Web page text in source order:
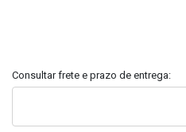
Consultar frete e prazo de entrega: